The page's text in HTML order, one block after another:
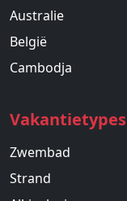
Australie
België
Cambodja
Vakantietypes
Zwembad
Strand